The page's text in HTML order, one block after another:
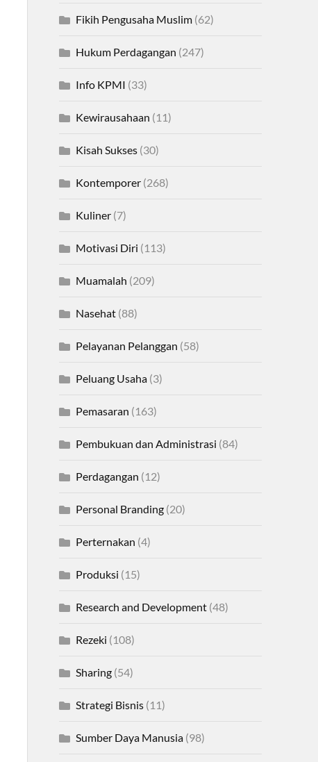
Fikih Pengusaha Muslim(62)
Hukum Perdagangan (247)
Info KPMI (33)
Kewirausahaan (11)
Kisah Sukses(30)
Kontemporer(268)
Kuliner(7)
Motivasi Diri (113)
Muamalah (209)
Nasehat(88)
Pelayanan Pelanggan (58)
Peluang Usaha(3)
Pemasaran (163)
Pembukuan dan Administrasi (84)
Perdagangan (12)
Personal Branding(20)
Perternakan (4)
Produksi (15)
Research and Development(48)
Rezeki (108)
Sharing(54)
Strategi Bisnis(11)
Sumber Daya Manusia(98)